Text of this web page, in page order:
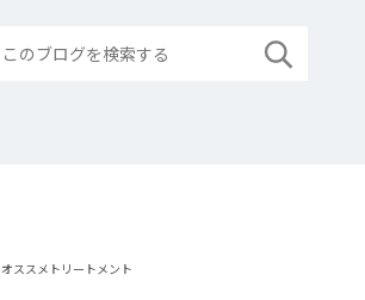
オススメトリートメント